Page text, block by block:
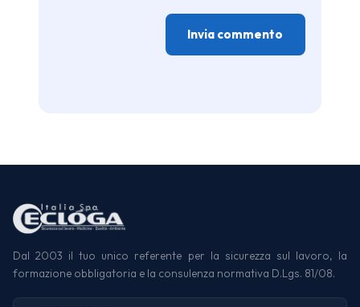
Dal 2003 il tuo unico referente per la sicurezza sul lavoro, la
formazione obbligatoria e la consulenza normativa D.Lgs. 81/08.